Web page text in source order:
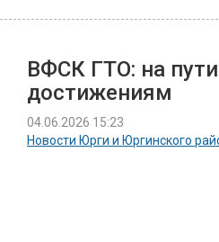
ВФСК ГТО: на
достижениям
04.06.2026 15:23
Новости Юрги и Юргинского